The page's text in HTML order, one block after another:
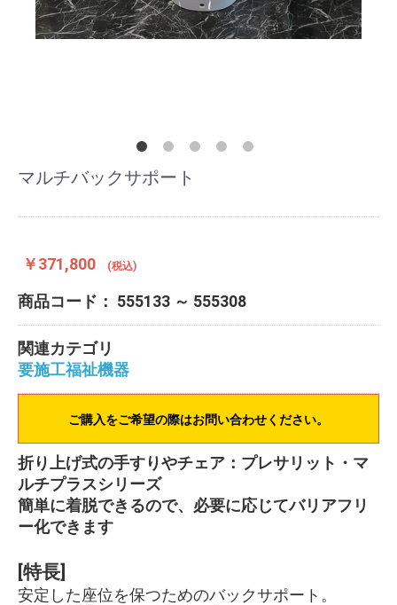
マルチバックサポート
￥371,800 (税込)
商品コード： 555133 ～ 555308
関連カテゴリ
要施工福祉機器
ご購入をご希望の際はお問い合わせください。
折り上げ式の手すりやチェア：プレサリット・マ
ルチプラスシリーズ
簡単に着脱できるので、必要に応じてバリアフリ
ー化できます
[特長]
安定した座位を保つためのバックサポート。